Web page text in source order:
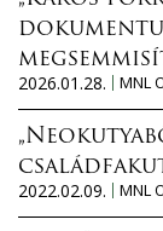
2026.01.28.
MNL
2022.02.09.
MNL